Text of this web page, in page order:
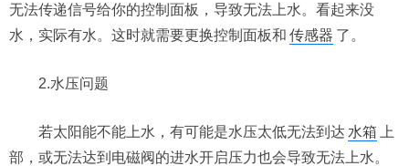
无法传递信号给你的控制面板，导致无法上水。看起来没
水，实际有水。这时就需要更换控制面板和 传感器 了。
2.水压问题
若太阳能不能上水，有可能是水压太低无法到达 水箱
上
部，或无法达到电磁阀的进水开启压力也会导致无法上水。